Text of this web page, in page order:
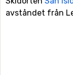
avståndet från